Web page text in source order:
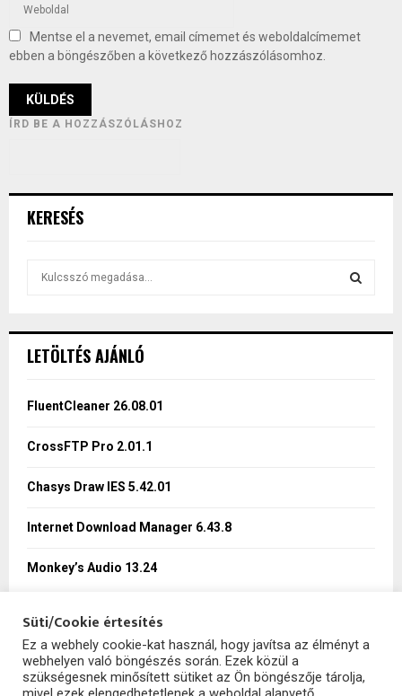
Mentse el a nevemet, email címemet és weboldalcímemet
ebben a böngészőben a következő hozzászólásomhoz.
ÍRD BE A HOZZÁSZÓLÁSHOZ
KERESÉS
h
o
:
LETÖLTÉS AJÁNLÓ
FluentCleaner 26.08.01
CrossFTP Pro 2.01.1
Chasys Draw IES 5.42.01
Internet Download Manager 6.43.8
Monkey’s Audio 13.24
Süti/Cookie értesítés
Ez a webhely cookie-kat használ, hogy javítsa az élményt a
webhelyen való böngészés során. Ezek közül a
szükségesnek minősített sütiket az Ön böngészője tárolja,